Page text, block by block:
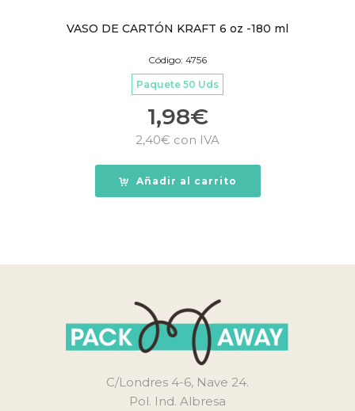
VASO DE CARTÓN KRAFT 6 oz -180 ml
Código: 4756
Paquete 50 Uds
1,98€
2,40€ con IVA
Añadir al carrito
C/Londres 4-6, Nave 24.
Pol. Ind. Albresa